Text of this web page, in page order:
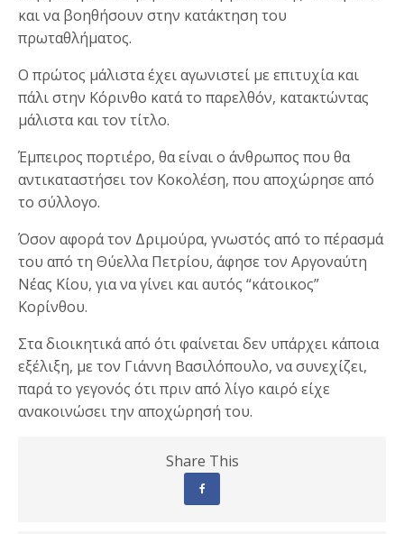
και να βοηθήσουν στην κατάκτηση του
πρωταθλήματος.
Ο πρώτος μάλιστα έχει αγωνιστεί με επιτυχία και
πάλι στην Κόρινθο κατά το παρελθόν, κατακτώντας
μάλιστα και τον τίτλο.
Έμπειρος πορτιέρο, θα είναι ο άνθρωπος που θα
αντικαταστήσει τον Κοκολέση, που αποχώρησε από
το σύλλογο.
Όσον αφορά τον Δριμούρα, γνωστός από το πέρασμά
του από τη Θύελλα Πετρίου, άφησε τον Αργοναύτη
Νέας Κίου, για να γίνει και αυτός “κάτοικος”
Κορίνθου.
Στα διοικητικά από ότι φαίνεται δεν υπάρχει κάποια
εξέλιξη, με τον Γιάννη Βασιλόπουλο, να συνεχίζει,
παρά το γεγονός ότι πριν από λίγο καιρό είχε
ανακοινώσει την αποχώρησή του.
Share This